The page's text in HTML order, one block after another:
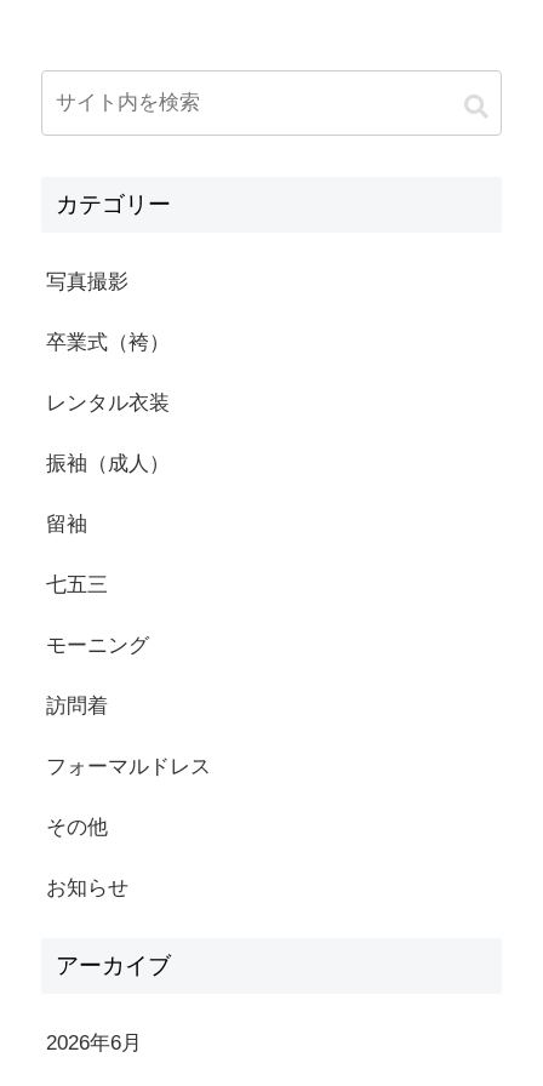
カテゴリー
写真撮影
卒業式（袴）
レンタル衣装
振袖（成人）
留袖
七五三
モーニング
訪問着
フォーマルドレス
その他
お知らせ
アーカイブ
2026年6月